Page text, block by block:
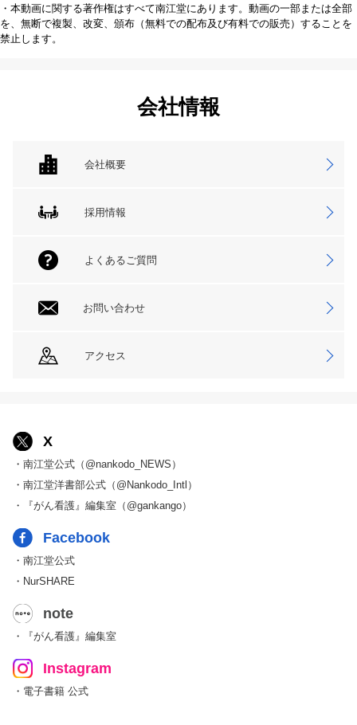
・本動画に関する著作権はすべて南江堂にあります。動画の一部または全部
を、無断で複製、改変、頒布（無料での配布及び有料での販売）することを
禁止します。
会社情報
会社概要
採用情報
よくあるご質問
お問い合わせ
アクセス
X
・南江堂公式（@nankodo_NEWS）
・南江堂洋書部公式（@Nankodo_Intl）
・『がん看護』編集室（@gankango）
Facebook
・南江堂公式
・NurSHARE
note
・『がん看護』編集室
Instagram
・電子書籍 公式